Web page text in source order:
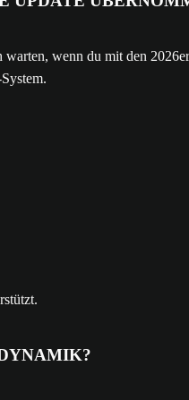
wenn du mit den